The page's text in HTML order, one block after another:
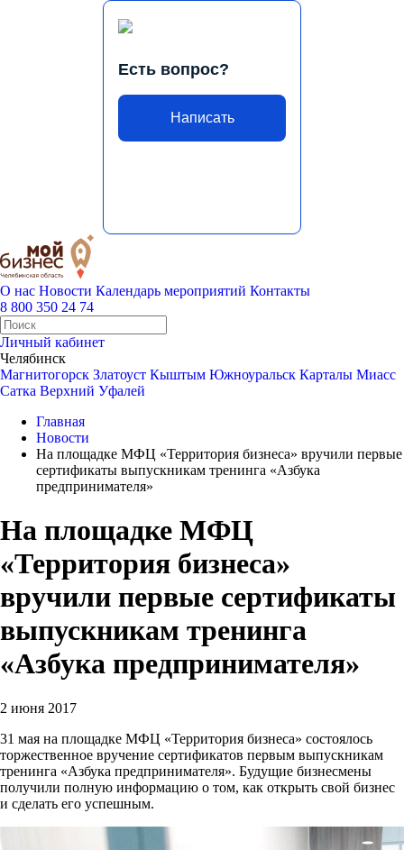
Есть вопрос?
Написать
О нас Новости Календарь мероприятий Контакты
8 800 350 24 74
Личный кабинет
Челябинск
Магнитогорск Златоуст Кыштым Южноуральск Карталы Миасс
Сатка Верхний Уфалей
Главная
Новости
На площадке МФЦ «Территория бизнеса» вручили первые
сертификаты выпускникам тренинга «Азбука
предпринимателя»
На площадке МФЦ
«Территория бизнеса»
вручили первые сертификаты
выпускникам тренинга
«Азбука предпринимателя»
2 июня 2017
31 мая на площадке МФЦ «Территория бизнеса» состоялось
торжественное вручение сертификатов первым выпускникам
тренинга «Азбука предпринимателя». Будущие бизнесмены
получили полную информацию о том, как открыть свой бизнес
и сделать его успешным.